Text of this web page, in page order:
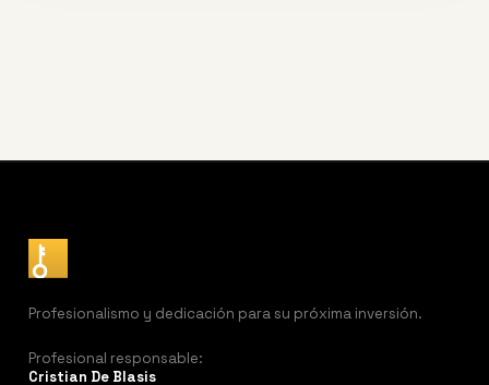
Profesionalismo y dedicación para su próxima inversión.
Profesional responsable:
Cristian De Blasis